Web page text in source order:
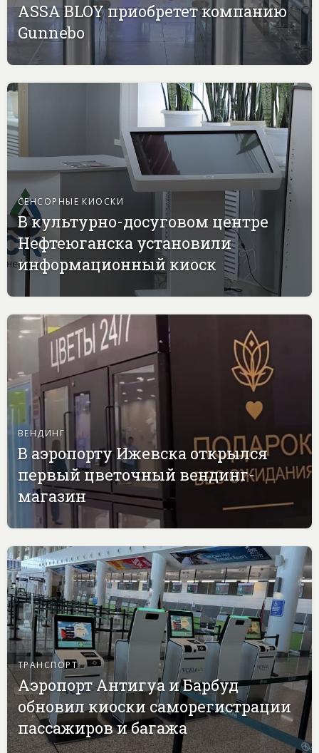
ASSA BLOY приобретет компанию
Gunnebo
СЕНСОРНЫЕ КИОСКИ
В культурно-досуговом центре
Нефтеюганска установили
информационный киоск
ВЕНДИНГ
В аэропорту Ижевска открылся
первый цветочный вендинг-
магазин
ТРАНСПОРТ
Аэропорт Антигуа и Барбуд
обновил киоски саморегистрации
пассажиров и багажа